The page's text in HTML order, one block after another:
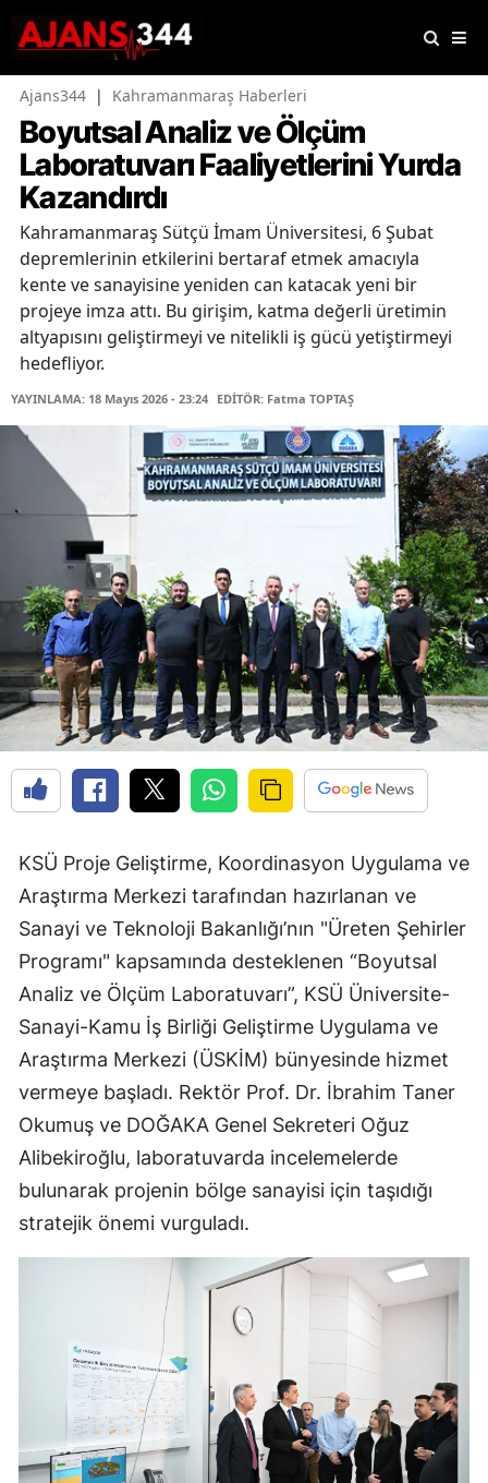
Ajans344 | Kahramanmaraş Haberleri
Boyutsal Analiz ve Ölçüm
Laboratuvarı Faaliyetlerini Yurda
Kazandırdı
Kahramanmaraş Sütçü İmam Üniversitesi, 6 Şubat
depremlerinin etkilerini bertaraf etmek amacıyla
kente ve sanayisine yeniden can katacak yeni bir
projeye imza attı. Bu girişim, katma değerli üretimin
altyapısını geliştirmeyi ve nitelikli iş gücü yetiştirmeyi
hedefliyor.
YAYINLAMA: 18 Mayıs 2026 - 23:24 EDİTÖR: Fatma TOPTAŞ
KSÜ Proje Geliştirme, Koordinasyon Uygulama ve
Araştırma Merkezi tarafından hazırlanan ve
Sanayi ve Teknoloji Bakanlığı’nın "Üreten Şehirler
Programı" kapsamında desteklenen “Boyutsal
Analiz ve Ölçüm Laboratuvarı”, KSÜ Üniversite-
Sanayi-Kamu İş Birliği Geliştirme Uygulama ve
Araştırma Merkezi (ÜSKİM) bünyesinde hizmet
vermeye başladı. Rektör Prof. Dr. İbrahim Taner
Okumuş ve DOĞAKA Genel Sekreteri Oğuz
Alibekiroğlu, laboratuvarda incelemelerde
bulunarak projenin bölge sanayisi için taşıdığı
stratejik önemi vurguladı.